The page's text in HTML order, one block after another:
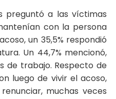
preguntó a las víctimas
con la persona
un 35,5% respondió
Un 44,7% mencionó,
de trabajo. Respecto de
luego de vivir el acoso,
muchas veces